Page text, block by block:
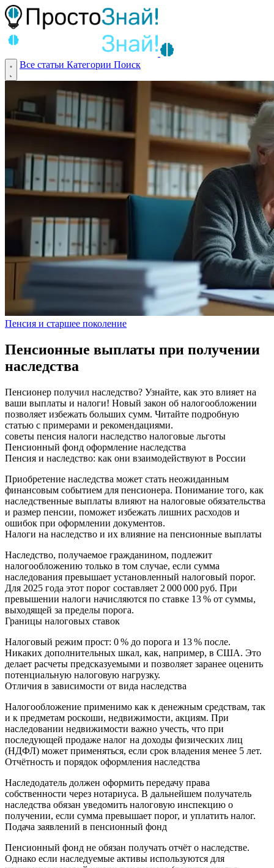
Все статьи Категории Поиск
Пенсия и старшее поколение
Пенсионные выплаты при получении
наследства
Пенсионер получил наследство? Узнайте, как это влияет на
ваши выплаты и налоги! Новый закон об налогообложении
позволяет избежать больших сумм. Читайте подробную
статью с примерами и рекомендациями.
советы пенсия налоги наследство налоговые льготы
Пенсионный фонд оформление наследства
Пенсия и наследство: как они взаимодействуют в России
Приобретение наследства может стать неожиданным
финансовым событием для пенсионера. Понимание того, как
наследственные выплаты влияют на налоговые обязательства
и размер пенсии, поможет избежать лишних расходов и
ошибок при оформлении документов.
Налоги на наследство и их влияние на пенсионные выплаты
Наследство, получаемое гражданином, подлежит
налогообложению только в том случае, если сумма
наследования превышает установленный налоговый порог.
Для 2025 года этот порог составляет 2 000 000 руб. При
превышении налоги начисляются по ставке 13 % от суммы,
выходящей за пределы порога.
Границы налоговых ставок
Налоговый режим прост: 0 % до порога и 13 % после.
Никаких дополнительных шкал, как, например, в США. Это
делает расчеты предсказуемыми и позволяет заранее оценить
потенциальную налоговую нагрузку.
Отличия в зависимости от вида наследства
Налогообложение применимо как к денежным средствам, так
и к предметам роскоши, недвижимости, акциям. При
наследовании недвижимости важно учесть, что при
последующей продаже налог на доходы физических лиц
(НДФЛ) может применяться, если срок владения менее 5 лет.
Отчётность и порядок оформления наследства
Наследодатель должен оформить передачу права
собственности через нотариуса. В дальнейшем получатель
наследства обязан уведомить налоговую инспекцию о
получении, если сумма превышает порог, и уплатить налог.
Подача заявлений в пенсионный фонд
Пенсионный фонд не обязан получать отчёт о наследстве.
Однако если наследуемые активы используются для